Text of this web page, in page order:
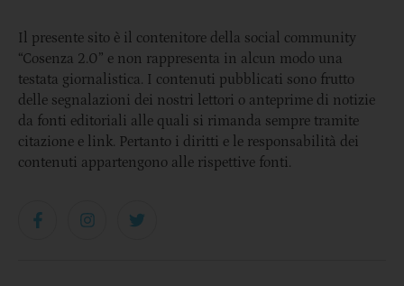
Il presente sito è il contenitore della social community
“Cosenza 2.0” e non rappresenta in alcun modo una
testata giornalistica. I contenuti pubblicati sono frutto
delle segnalazioni dei nostri lettori o anteprime di notizie
da fonti editoriali alle quali si rimanda sempre tramite
citazione e link. Pertanto i diritti e le responsabilità dei
contenuti appartengono alle rispettive fonti.